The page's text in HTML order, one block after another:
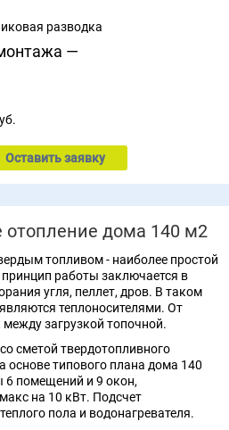
разводка
—
Оставить заявку
отопление дома 140 м2
топливом - наиболее простой
работы заключается в
угля, пеллет, дров. В таком
теплоносителями. От
загрузкой топочной.
сметой твердотопливного
основе типового плана дома 140
6 помещений и 9 окон,
на 10 кВт. Подсчет
пола и водонагревателя.